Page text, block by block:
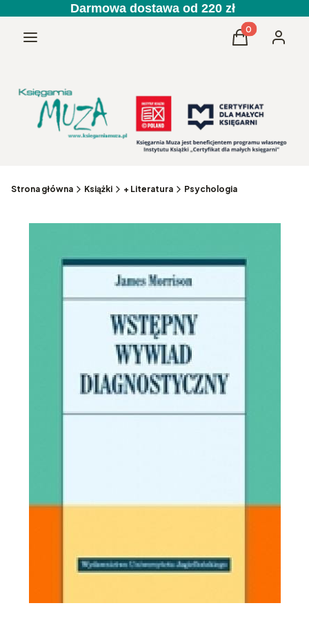
Darmowa dostawa od 220 zł
Menu Produkty w
Koszyk
Strona główna Książki + Literatura Psychologia